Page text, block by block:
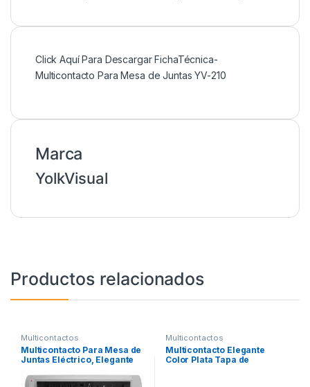
Click Aquí Para Descargar FichaTécnica-
Multicontacto Para Mesa de Juntas YV-210
Marca
YolkVisual
Productos relacionados
Multicontactos
Multicontacto Para Mesa de
Juntas Eléctrico, Elegante
Multicontactos
Multicontacto Elegante
Color Plata Tapa de